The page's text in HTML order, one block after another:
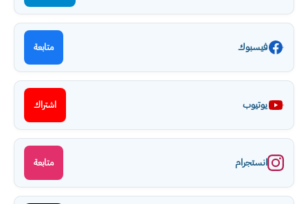
فيسبوك متابعة
يوتيوب اشتراك
انستجرام متابعة